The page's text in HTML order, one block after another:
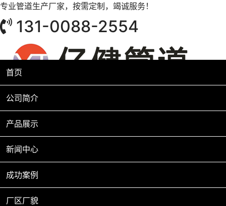
专业管道生产厂家，按需定制，竭诚服务！
131-0088-2554
首页
公司简介
产品展示
新闻中心
成功案例
厂区厂貌